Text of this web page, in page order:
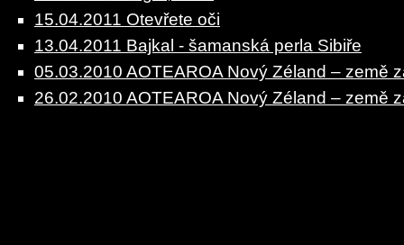
15.04.2011 Otevřete oči
13.04.2011 Bajkal - šamanská perla Sibiře
05.03.2010 AOTEAROA Nový Zéland – země
26.02.2010 AOTEAROA Nový Zéland – země